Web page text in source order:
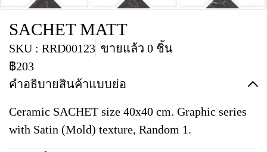
SACHET MATT
SKU : RRD00123 ขายแล้ว 0 ชิ้น
฿203
คำอธิบายสินค้าแบบย่อ
Ceramic SACHET size 40x40 cm. Graphic series
with Satin (Mold) texture, Random 1.